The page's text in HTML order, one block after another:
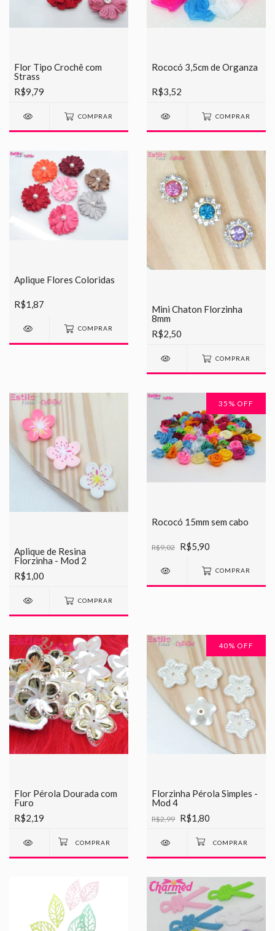
Flor Tipo Crochê com
Strass
R$9,79
COMPRAR
Rococó 3,5cm de Organza
R$3,52
COMPRAR
Aplique Flores Coloridas
R$1,87
COMPRAR
Mini Chaton Florzinha
8mm
R$2,50
COMPRAR
Aplique de Resina
Florzinha - Mod 2
R$1,00
COMPRAR
35 % OFF
Rococó 15mm sem cabo
R$9,02 R$5,90
COMPRAR
Flor Pérola Dourada com
Furo
R$2,19
40% OFF
Florzinha Pérola Simples -
Mod 4
R$2,99 R$1,80